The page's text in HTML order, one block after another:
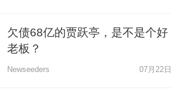
欠债68亿的贾跃亭，是不是个好
老板？
Newseeders 07月22日